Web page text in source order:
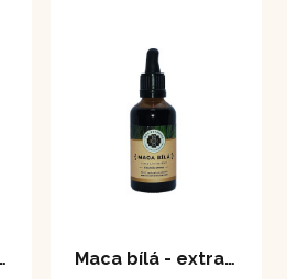
tablet Maca bílá - extrakt 50 ml